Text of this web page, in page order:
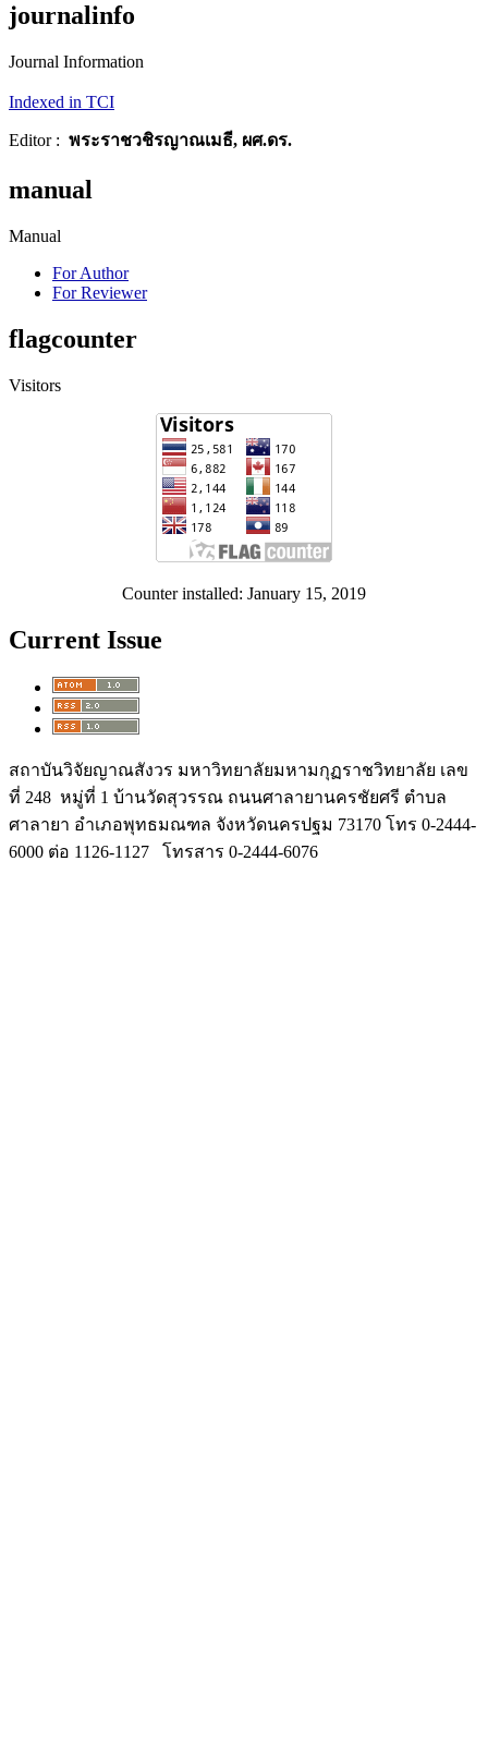
journalinfo
Journal Information
Indexed in TCI
Editor : พระราชวชิรญาณเมธี, ผศ.ดร.
manual
Manual
For Author
For Reviewer
flagcounter
Visitors
Counter installed: January 15, 2019
Current Issue
สถาบันวิจัยญาณสังวร มหาวิทยาลัยมหามกุฏราชวิทยาลัย เลข
ที่ 248 หมู่ที่ 1 บ้านวัดสุวรรณ ถนนศาลายานครชัยศรี ตำบล
ศาลายา อำเภอพุทธมณฑล จังหวัดนครปฐม 73170 โทร 0-2444-
6000 ต่อ 1126-1127 โทรสาร 0-2444-6076